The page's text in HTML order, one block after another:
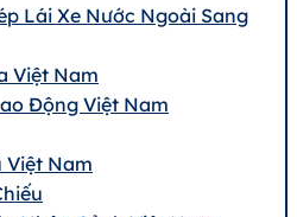
Lái Xe Nước Ngoài Sang
Việt Nam
Động Việt Nam
Việt Nam